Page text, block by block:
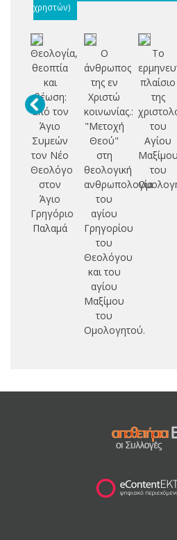
χρηστών)
Θεολογία,
θεοπτία
και
θέωση:
από τον
Άγιο
Συμεών
τον Νέο
Θεολόγο
στον
Άγιο
Γρηγόριο
Παλαμά
Ο
άνθρωπος
της εν
Χριστώ
κοινωνίας.:
"Μετοχή
Θεού"
στη
θεολογική
ανθρωπολογία
του
αγίου
Γρηγορίου
του
Θεολόγου
και του
αγίου
Μαξίμου
του
Ομολογητού.
Το
πλαίσιο
της
του
Αγίου
Μαξίμου
του